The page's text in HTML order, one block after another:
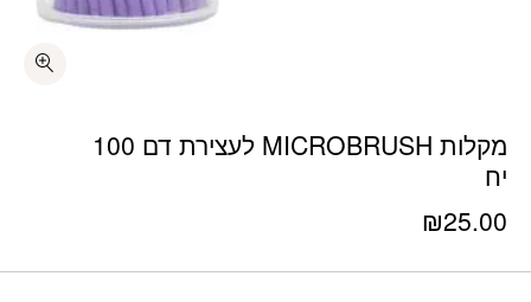
מקלות MICROBRUSH לעצירת דם 100
יח
₪25.00